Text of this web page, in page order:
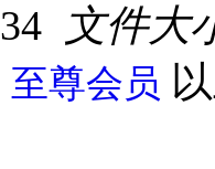
34
文件大
至尊会员